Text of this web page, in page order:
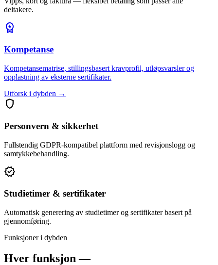
deltakere.
workspace_premium
Kompetanse
Kompetansematrise, stillingsbasert kravprofil, utløpsvarsler og
opplastning av eksterne sertifikater.
Utforsk i dybden →
shield
Personvern & sikkerhet
Fullstendig GDPR-kompatibel plattform med revisjonslogg og
samtykkebehandling.
verified
Studietimer & sertifikater
Automatisk generering av studietimer og sertifikater basert på
gjennomføring.
Funksjoner i dybden
Hver funksjon —